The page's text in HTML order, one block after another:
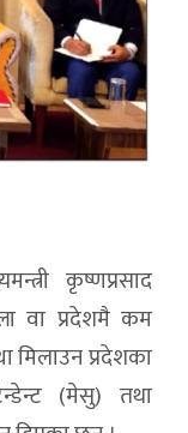
कृष्णप्रसाद
वा प्रदेशमै कम
मिलाउन प्रदेशका
(मेसु) तथा